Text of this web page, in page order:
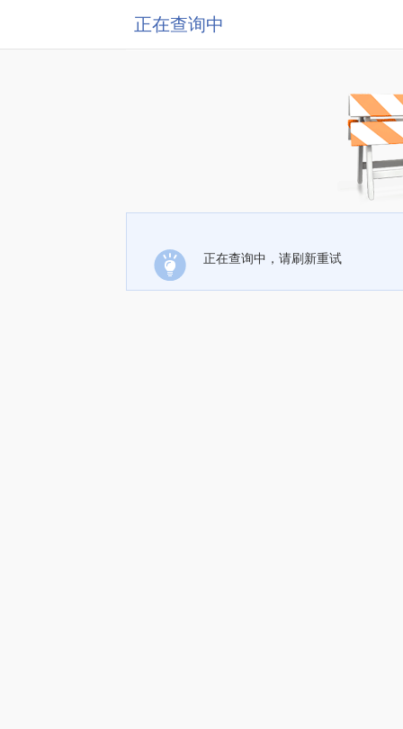
正在查询中
正在查询中，请刷新重试